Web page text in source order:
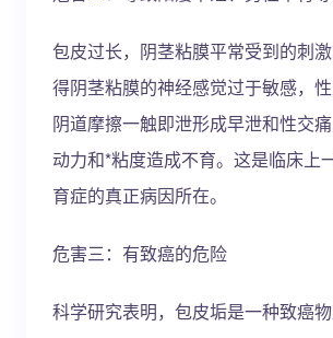
包皮过长，阴茎粘膜平常受到的刺
得阴茎粘膜的神经感觉过于敏感，
阴道摩擦一触即泄形成早泄和性交
动力和*粘度造成不育。这是临床上
育症的真正病因所在。
危害三：有致癌的危险
科学研究表明，包皮垢是一种致癌